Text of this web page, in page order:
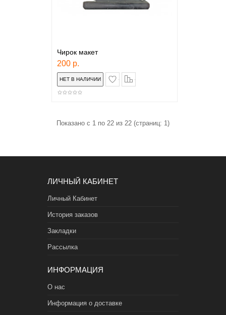
Чирок макет
200 р.
в закладки
Показано с 1 по 22 из 22 (страниц: 1)
ЛИЧНЫЙ КАБИНЕТ
Личный Кабинет
История заказов
Закладки
Рассылка
ИНФОРМАЦИЯ
О нас
Информация о доставке